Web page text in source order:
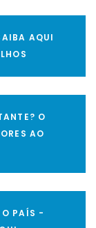
AQUI
O
AO
O PAÍS -